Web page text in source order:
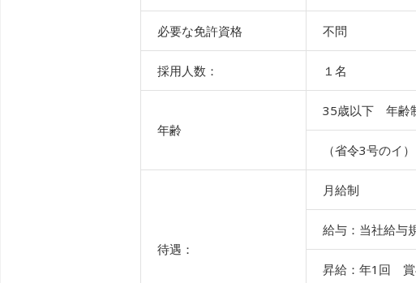
必要な免許資格 不問
採用人数： １名
年齢
35歳以下 年齢
（省令3号のイ）
待遇：
月給制
給与：当社給与
昇給：年1回 賞